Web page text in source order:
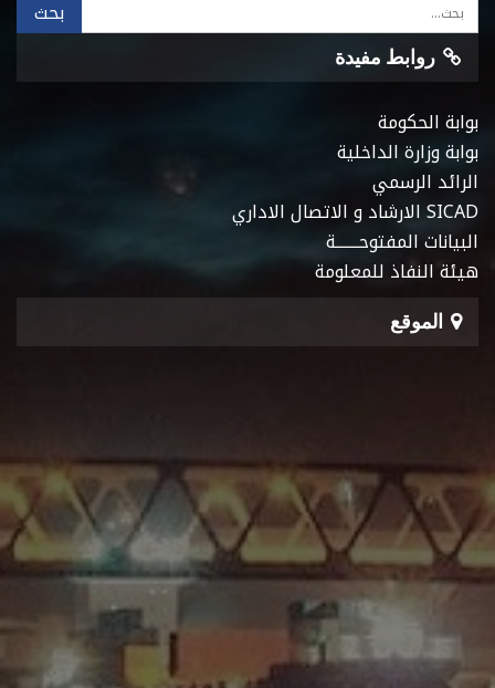
روابط مفيدة
بوابة الحكومة
بوابة وزارة الداخلية
الرائد الرسمي
SICAD الارشاد و الاتصال الاداري
البيانات المفتوحـــــــة
هيئة النفاذ للمعلومة
الموقع